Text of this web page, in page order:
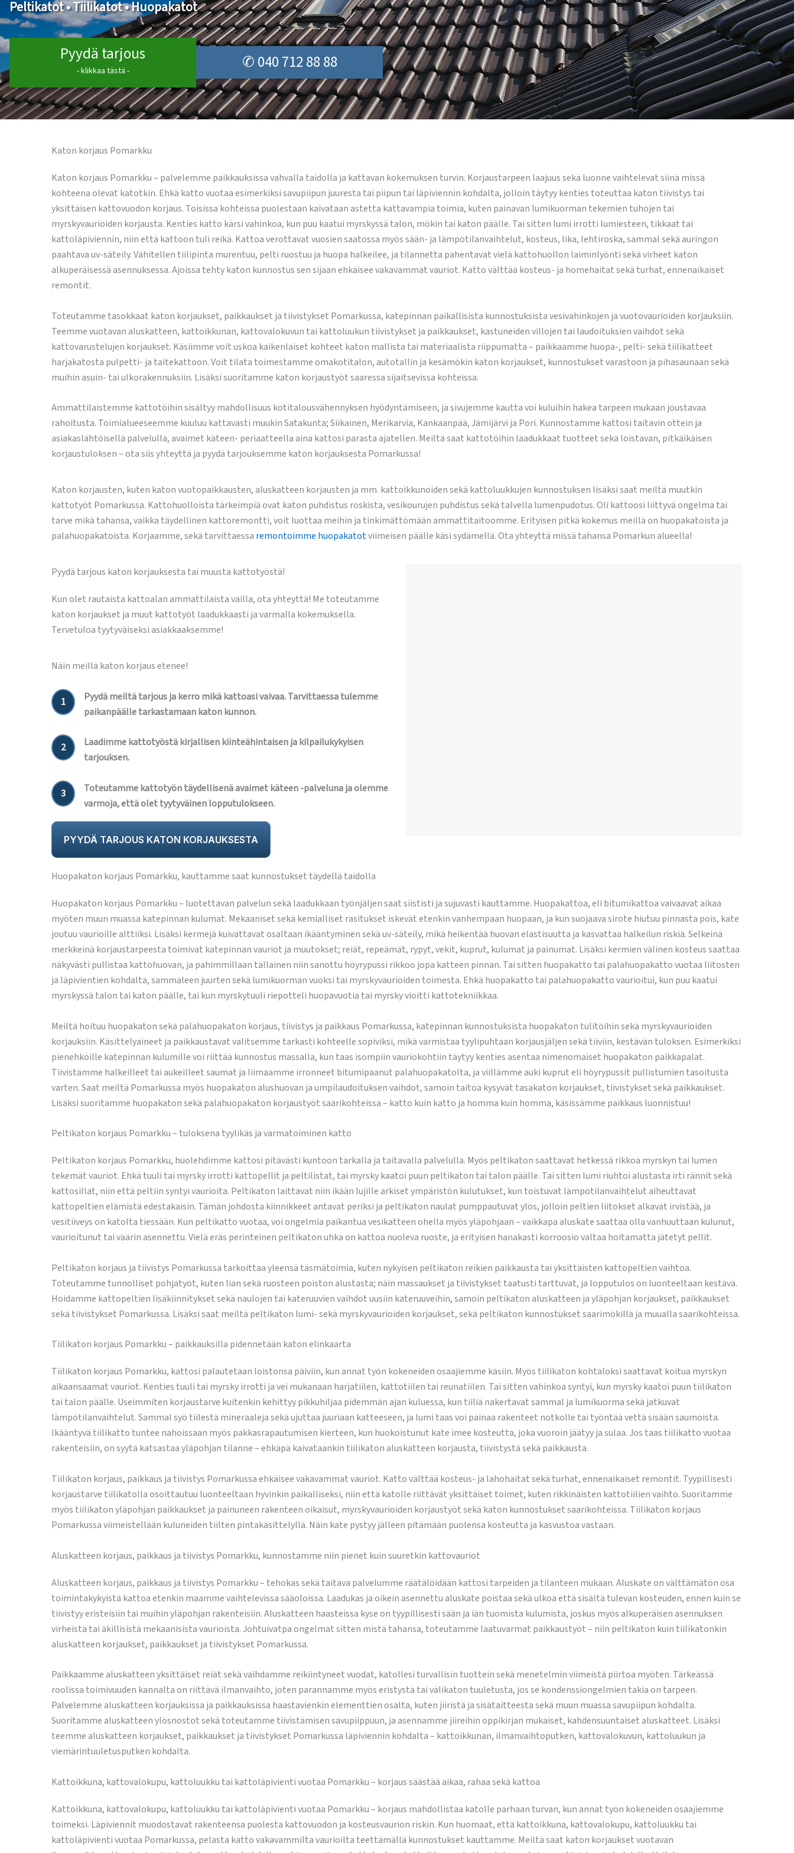
Peltikatot • Tiilikatot • Huopakatot
Pyydä tarjous
- klikkaa tästä - ✆ 040 712 88 88
Katon korjaus Pomarkku
Katon korjaus Pomarkku – palvelemme paikkauksissa vahvalla taidolla ja kattavan kokemuksen turvin. Korjaustarpeen laajuus sekä luonne vaihtelevat siinä missä
kohteena olevat katotkin. Ehkä katto vuotaa esimerkiksi savupiipun juuresta tai piipun tai läpiviennin kohdalta, jolloin täytyy kenties toteuttaa katon tiivistys tai
yksittäisen kattovuodon korjaus. Toisissa kohteissa puolestaan kaivataan astetta kattavampia toimia, kuten painavan lumikuorman tekemien tuhojen tai
myrskyvaurioiden korjausta. Kenties katto kärsi vahinkoa, kun puu kaatui myrskyssä talon, mökin tai katon päälle. Tai sitten lumi irrotti lumiesteen, tikkaat tai
kattoläpiviennin, niin että kattoon tuli reikä. Kattoa verottavat vuosien saatossa myös sään- ja lämpötilanvaihtelut, kosteus, lika, lehtiroska, sammal sekä auringon
paahtava uv-säteily. Vähitellen tiilipinta murentuu, pelti ruostuu ja huopa halkeilee, ja tilannetta pahentavat vielä kattohuollon laiminlyönti sekä virheet katon
alkuperäisessä asennuksessa. Ajoissa tehty katon kunnostus sen sijaan ehkäisee vakavammat vauriot. Katto välttää kosteus- ja homehaitat sekä turhat, ennenaikaiset
remontit.
Toteutamme tasokkaat katon korjaukset, paikkaukset ja tiivistykset Pomarkussa, katepinnan paikallisista kunnostuksista vesivahinkojen ja vuotovaurioiden korjauksiin.
Teemme vuotavan aluskatteen, kattoikkunan, kattovalokuvun tai kattoluukun tiivistykset ja paikkaukset, kastuneiden villojen tai laudoituksien vaihdot sekä
kattovarustelujen korjaukset. Käsiimme voit uskoa kaikenlaiset kohteet katon mallista tai materiaalista riippumatta – paikkaamme huopa-, pelti- sekä tiilikatteet
harjakatosta pulpetti- ja taitekattoon. Voit tilata toimestamme omakotitalon, autotallin ja kesämökin katon korjaukset, kunnostukset varastoon ja pihasaunaan sekä
muihin asuin- tai ulkorakennuksiin. Lisäksi suoritamme katon korjaustyöt saaressa sijaitsevissa kohteissa.
Ammattilaistemme kattotöihin sisältyy mahdollisuus kotitalousvähennyksen hyödyntämiseen, ja sivujemme kautta voi kuluihin hakea tarpeen mukaan joustavaa
rahoitusta. Toimialueeseemme kuuluu kattavasti muukin Satakunta; Siikainen, Merikarvia, Kankaanpää, Jämijärvi ja Pori. Kunnostamme kattosi taitavin ottein ja
asiakaslähtöisellä palvelulla, avaimet käteen- periaatteella aina kattosi parasta ajatellen. Meiltä saat kattotöihin laadukkaat tuotteet sekä loistavan, pitkäikäisen
korjaustuloksen – ota siis yhteyttä ja pyydä tarjouksemme katon korjauksesta Pomarkussa!
Katon korjausten, kuten katon vuotopaikkausten, aluskatteen korjausten ja mm. kattoikkunoiden sekä kattoluukkujen kunnostuksen lisäksi saat meiltä muutkin
kattotyöt Pomarkussa. Kattohuolloista tärkeimpiä ovat katon puhdistus roskista, vesikourujen puhdistus sekä talvella lumenpudotus. Oli kattoosi liittyvä ongelma tai
tarve mikä tahansa, vaikka täydellinen kattoremontti, voit luottaa meihin ja tinkimättömään ammattitaitoomme. Erityisen pitkä kokemus meillä on huopakatoista ja
palahuopakatoista. Korjaamme, sekä tarvittaessa remontoimme huopakatotviimeisen päälle käsi sydämellä. Ota yhteyttä missä tahansa Pomarkun alueella!
Pyydä tarjous katon korjauksesta tai muusta kattotyöstä!
Kun olet rautaista kattoalan ammattilaista vailla, ota yhteyttä! Me toteutamme
katon korjaukset ja muut kattotyöt laadukkaasti ja varmalla kokemuksella.
Tervetuloa tyytyväiseksi asiakkaaksemme!
Näin meillä katon korjaus etenee!
1
Pyydä meiltä tarjous ja kerro mikä kattoasi vaivaa. Tarvittaessa tulemme
paikanpäälle tarkastamaan katon kunnon.
2
Laadimme kattotyöstä kirjallisen kiinteähintaisen ja kilpailukykyisen
tarjouksen.
3
Toteutamme kattotyön täydellisenä avaimet käteen -palveluna ja olemme
varmoja, että olet tyytyväinen lopputulokseen.
PYYDÄ TARJOUS KATON KORJAUKSESTA
Huopakaton korjaus Pomarkku, kauttamme saat kunnostukset täydellä taidolla
Huopakaton korjaus Pomarkku – luotettavan palvelun sekä laadukkaan työnjäljen saat siististi ja sujuvasti kauttamme. Huopakattoa, eli bitumikattoa vaivaavat aikaa
myöten muun muassa katepinnan kulumat. Mekaaniset sekä kemialliset rasitukset iskevät etenkin vanhempaan huopaan, ja kun suojaava sirote hiutuu pinnasta pois, kate
joutuu vaurioille alttiiksi. Lisäksi kermejä kuivattavat osaltaan ikääntyminen sekä uv-säteily, mikä heikentää huovan elastisuutta ja kasvattaa halkeilun riskiä. Selkeinä
merkkeinä korjaustarpeesta toimivat katepinnan vauriot ja muutokset; reiät, repeämät, rypyt, vekit, kuprut, kulumat ja painumat. Lisäksi kermien välinen kosteus saattaa
näkyvästi pullistaa kattohuovan, ja pahimmillaan tällainen niin sanottu höyrypussi rikkoo jopa katteen pinnan. Tai sitten huopakatto tai palahuopakatto vuotaa liitosten
ja läpivientien kohdalta, sammaleen juurten sekä lumikuorman vuoksi tai myrskyvaurioiden toimesta. Ehkä huopakatto tai palahuopakatto vaurioitui, kun puu kaatui
myrskyssä talon tai katon päälle, tai kun myrskytuuli riepotteli huopavuotia tai myrsky vioitti kattotekniikkaa.
Meiltä hoituu huopakaton sekä palahuopakaton korjaus, tiivistys ja paikkaus Pomarkussa, katepinnan kunnostuksista huopakaton tulitöihin sekä myrskyvaurioiden
korjauksiin. Käsittelyaineet ja paikkaustavat valitsemme tarkasti kohteelle sopiviksi, mikä varmistaa tyylipuhtaan korjausjäljen sekä tiiviin, kestävän tuloksen. Esimerkiksi
pienehköille katepinnan kulumille voi riittää kunnostus massalla, kun taas isompiin vauriokohtiin täytyy kenties asentaa nimenomaiset huopakaton paikkapalat.
Tiivistämme halkeilleet tai aukeilleet saumat ja liimaamme irronneet bitumipaanut palahuopakatolta, ja viillämme auki kuprut eli höyrypussit pullistumien tasoitusta
varten. Saat meiltä Pomarkussa myös huopakaton alushuovan ja umpilaudoituksen vaihdot, samoin taitoa kysyvät tasakaton korjaukset, tiivistykset sekä paikkaukset.
Lisäksi suoritamme huopakaton sekä palahuopakaton korjaustyöt saarikohteissa – katto kuin katto ja homma kuin homma, käsissämme paikkaus luonnistuu!
Peltikaton korjaus Pomarkku – tuloksena tyylikäs ja varmatoiminen katto
Peltikaton korjaus Pomarkku, huolehdimme kattosi pitävästi kuntoon tarkalla ja taitavalla palvelulla. Myös peltikaton saattavat hetkessä rikkoa myrskyn tai lumen
tekemät vauriot. Ehkä tuuli tai myrsky irrotti kattopellit ja peltilistat, tai myrsky kaatoi puun peltikaton tai talon päälle. Tai sitten lumi riuhtoi alustasta irti rännit sekä
kattosillat, niin että peltiin syntyi vaurioita. Peltikaton laittavat niin ikään lujille arkiset ympäristön kulutukset, kun toistuvat lämpötilanvaihtelut aiheuttavat
kattopeltien elämistä edestakaisin. Tämän johdosta kiinnikkeet antavat periksi ja peltikaton naulat pumppautuvat ylös, jolloin peltien liitokset alkavat irvistää, ja
vesitiiveys on katolta tiessään. Kun peltikatto vuotaa, voi ongelmia paikantua vesikatteen ohella myös yläpohjaan – vaikkapa aluskate saattaa olla vanhuuttaan kulunut,
vaurioitunut tai väärin asennettu. Vielä eräs perinteinen peltikaton uhka on kattoa nuoleva ruoste, ja erityisen hanakasti korroosio valtaa hoitamatta jätetyt pellit.
Peltikaton korjaus ja tiivistys Pomarkussa tarkoittaa yleensä täsmätoimia, kuten nykyisen peltikaton reikien paikkausta tai yksittäisten kattopeltien vaihtoa.
Toteutamme tunnolliset pohjatyöt, kuten lian sekä ruosteen poiston alustasta; näin massaukset ja tiivistykset taatusti tarttuvat, ja lopputulos on luonteeltaan kestävä.
Hoidamme kattopeltien lisäkiinnitykset sekä naulojen tai kateruuvien vaihdot uusiin kateruuveihin, samoin peltikaton aluskatteen ja yläpohjan korjaukset, paikkaukset
sekä tiivistykset Pomarkussa. Lisäksi saat meiltä peltikaton lumi- sekä myrskyvaurioiden korjaukset, sekä peltikaton kunnostukset saarimökillä ja muualla saarikohteissa.
Tiilikaton korjaus Pomarkku – paikkauksilla pidennetään katon elinkaarta
Tiilikaton korjaus Pomarkku, kattosi palautetaan loistonsa päiviin, kun annat työn kokeneiden osaajiemme käsiin. Myös tiilikaton kohtaloksi saattavat koitua myrskyn
aikaansaamat vauriot. Kenties tuuli tai myrsky irrotti ja vei mukanaan harjatiilen, kattotiilen tai reunatiilen. Tai sitten vahinkoa syntyi, kun myrsky kaatoi puun tiilikaton
tai talon päälle. Useimmiten korjaustarve kuitenkin kehittyy pikkuhiljaa pidemmän ajan kuluessa, kun tiiliä nakertavat sammal ja lumikuorma sekä jatkuvat
lämpötilanvaihtelut. Sammal syö tiilestä mineraaleja sekä ujuttaa juuriaan katteeseen, ja lumi taas voi painaa rakenteet notkolle tai työntää vettä sisään saumoista.
Ikääntyvä tiilikatto tuntee nahoissaan myös pakkasrapautumisen kierteen, kun huokoistunut kate imee kosteutta, joka vuoroin jäätyy ja sulaa. Jos taas tiilikatto vuotaa
rakenteisiin, on syytä katsastaa yläpohjan tilanne – ehkäpä kaivataankin tiilikaton aluskatteen korjausta, tiivistystä sekä paikkausta.
Tiilikaton korjaus, paikkaus ja tiivistys Pomarkussa ehkäisee vakavammat vauriot. Katto välttää kosteus- ja lahohaitat sekä turhat, ennenaikaiset remontit. Tyypillisesti
korjaustarve tiilikatolla osoittautuu luonteeltaan hyvinkin paikalliseksi, niin että katolle riittävät yksittäiset toimet, kuten rikkinäisten kattotiilien vaihto. Suoritamme
myös tiilikaton yläpohjan paikkaukset ja painuneen rakenteen oikaisut, myrskyvaurioiden korjaustyöt sekä katon kunnostukset saarikohteissa. Tiilikaton korjaus
Pomarkussa viimeistellään kuluneiden tiilten pintakäsittelyllä. Näin kate pystyy jälleen pitämään puolensa kosteutta ja kasvustoa vastaan.
Aluskatteen korjaus, paikkaus ja tiivistys Pomarkku, kunnostamme niin pienet kuin suuretkin kattovauriot
Aluskatteen korjaus, paikkaus ja tiivistys Pomarkku – tehokas sekä taitava palvelumme räätälöidään kattosi tarpeiden ja tilanteen mukaan. Aluskate on välttämätön osa
toimintakykyistä kattoa etenkin maamme vaihtelevissa sääoloissa. Laadukas ja oikein asennettu aluskate poistaa sekä ulkoa että sisältä tulevan kosteuden, ennen kuin se
tiivistyy eristeisiin tai muihin yläpohjan rakenteisiin. Aluskatteen haasteissa kyse on tyypillisesti sään ja iän tuomista kulumista, joskus myös alkuperäisen asennuksen
virheistä tai äkillisistä mekaanisista vaurioista. Johtuivatpa ongelmat sitten mistä tahansa, toteutamme laatuvarmat paikkaustyöt – niin peltikaton kuin tiilikatonkin
aluskatteen korjaukset, paikkaukset ja tiivistykset Pomarkussa.
Paikkaamme aluskatteen yksittäiset reiät sekä vaihdamme reikiintyneet vuodat, katollesi turvallisin tuottein sekä menetelmin viimeistä piirtoa myöten. Tärkeässä
roolissa toimivuuden kannalta on riittävä ilmanvaihto, joten parannamme myös eristystä tai välikaton tuuletusta, jos se kondenssiongelmien takia on tarpeen.
Palvelemme aluskatteen korjauksissa ja paikkauksissa haastavienkin elementtien osalta, kuten jiiristä ja sisätaitteesta sekä muun muassa savupiipun kohdalta.
Suoritamme aluskatteen ylösnostot sekä toteutamme tiivistämisen savupiippuun, ja asennamme jiireihin oppikirjan mukaiset, kahdensuuntaiset aluskatteet. Lisäksi
teemme aluskatteen korjaukset, paikkaukset ja tiivistykset Pomarkussa läpiviennin kohdalta – kattoikkunan, ilmanvaihtoputken, kattovalokuvun, kattoluukun ja
viemärintuuletusputken kohdalta.
Kattoikkuna, kattovalokupu, kattoluukku tai kattoläpivienti vuotaa Pomarkku – korjaus säästää aikaa, rahaa sekä kattoa
Kattoikkuna, kattovalokupu, kattoluukku tai kattoläpivienti vuotaa Pomarkku – korjaus mahdollistaa katolle parhaan turvan, kun annat työn kokeneiden osaajiemme
toimeksi. Läpiviennit muodostavat rakenteensa puolesta kattovuodon ja kosteusvaurion riskin. Kun huomaat, että kattoikkuna, kattovalokupu, kattoluukku tai
kattoläpivienti vuotaa Pomarkussa, pelasta katto vakavammilta vaurioilta teettämällä kunnostukset kauttamme. Meiltä saat katon korjaukset vuotavan